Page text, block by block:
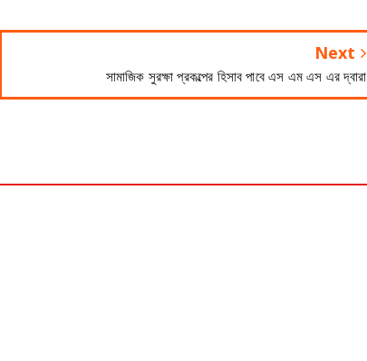
Next
সামাজিক সুরক্ষা প্রকল্পের হিসাব পাবে এস এম এস এর দ্বারা